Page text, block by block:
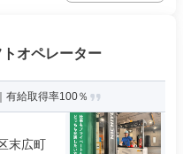
オペレーター
有給取得率100％
末広町